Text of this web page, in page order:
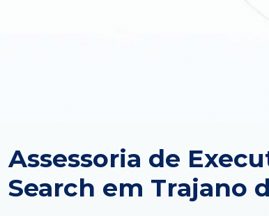
Assessoria de
Search em Trajano